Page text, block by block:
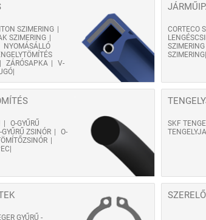
SZIMERING
SZIMERING
NYOMÁSÁLLÓ
ZÁRÓSAPKA
V-
CORTECO
SZIMERING
SZIMERING
O-GYŰRŰ
GYŰRŰ ZSINÓR
O-
SKF
GYŰRŰ -